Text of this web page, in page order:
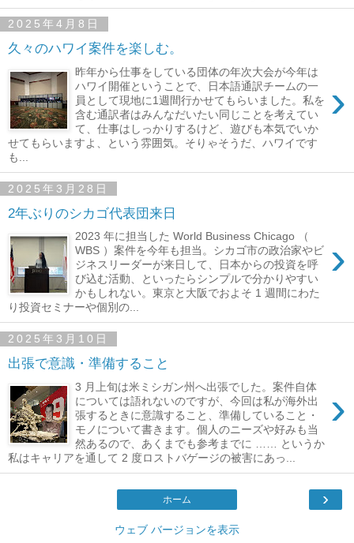
2025年4月8日
久々のハワイ案件を楽しむ。
›
昨年から仕事をしている団体の年次大会が今年は
ハワイ開催ということで、日本語通訳チームの一
員として現地に1週間行かせてもらいました。私を
含む通訳者はみんなだいたい同じことを考えてい
て、仕事はしっかりするけど、遊びも本気でいか
せてもらいますよ、という雰囲気。そりゃそうだ、ハワイです
も...
2025年3月28日
2年ぶりのシカゴ代表団来日
›
2023 年に担当した World Business Chicago （
WBS ）案件を今年も担当。シカゴ市の政治家やビ
ジネスリーダーが来日して、日本からの投資を呼
び込む活動、といったらシンプルで分かりやすい
かもしれない。東京と大阪でおよそ 1 週間にわた
り投資セミナーや個別の...
2025年3月10日
出張で意識・準備すること
›
3 月上旬は米ミシガン州へ出張でした。案件自体
については語れないのですが、今回は私が海外出
張するときに意識すること、準備していること・
モノについて書きます。個人のニーズや好みも当
然あるので、あくまでも参考までに …… というか
私はキャリアを通して 2 度ロストバゲージの被害にあっ...
›
ホーム
ウェブ バージョンを表示